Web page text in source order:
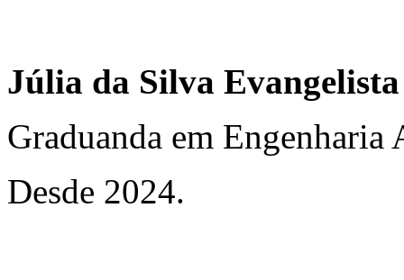
Júlia da Silva
Graduanda em
Desde 2024.